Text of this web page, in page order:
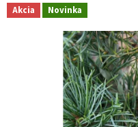
Akcia Novinka